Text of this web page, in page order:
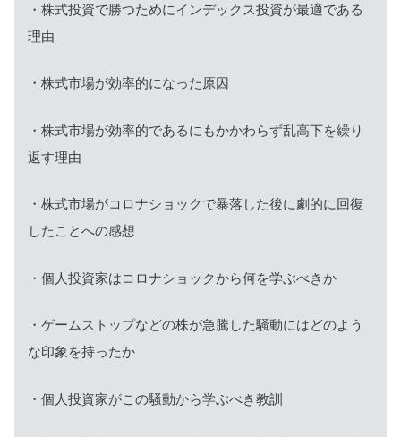
・株式投資で勝つためにインデックス投資が最適である
理由
・株式市場が効率的になった原因
・株式市場が効率的であるにもかかわらず乱高下を繰り
返す理由
・株式市場がコロナショックで暴落した後に劇的に回復
したことへの感想
・個人投資家はコロナショックから何を学ぶべきか
・ゲームストップなどの株が急騰した騒動にはどのよう
な印象を持ったか
・個人投資家がこの騒動から学ぶべき教訓